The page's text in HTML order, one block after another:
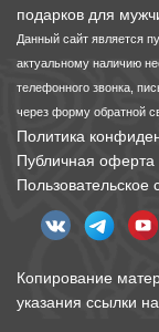
подарков для
Данный сайт является
актуальному наличию
телефонного звонка,
через форму обратной
Политика
Публичная оферта
Пользовательское
Копирование
указания ссылки